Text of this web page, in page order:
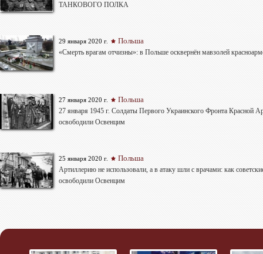
ТАНКОВОГО ПОЛКА
29 января 2020 г. Польша
«Смерть врагам отчизны»: в Польше осквернён мавзолей
27 января 2020 г. Польша
27 января 1945 г. Солдаты Первого Украинского Фронта Красной
освободили Освенцим
25 января 2020 г. Польша
Артиллерию не использовали, а в атаку шли с врачами: как
освободили Освенцим